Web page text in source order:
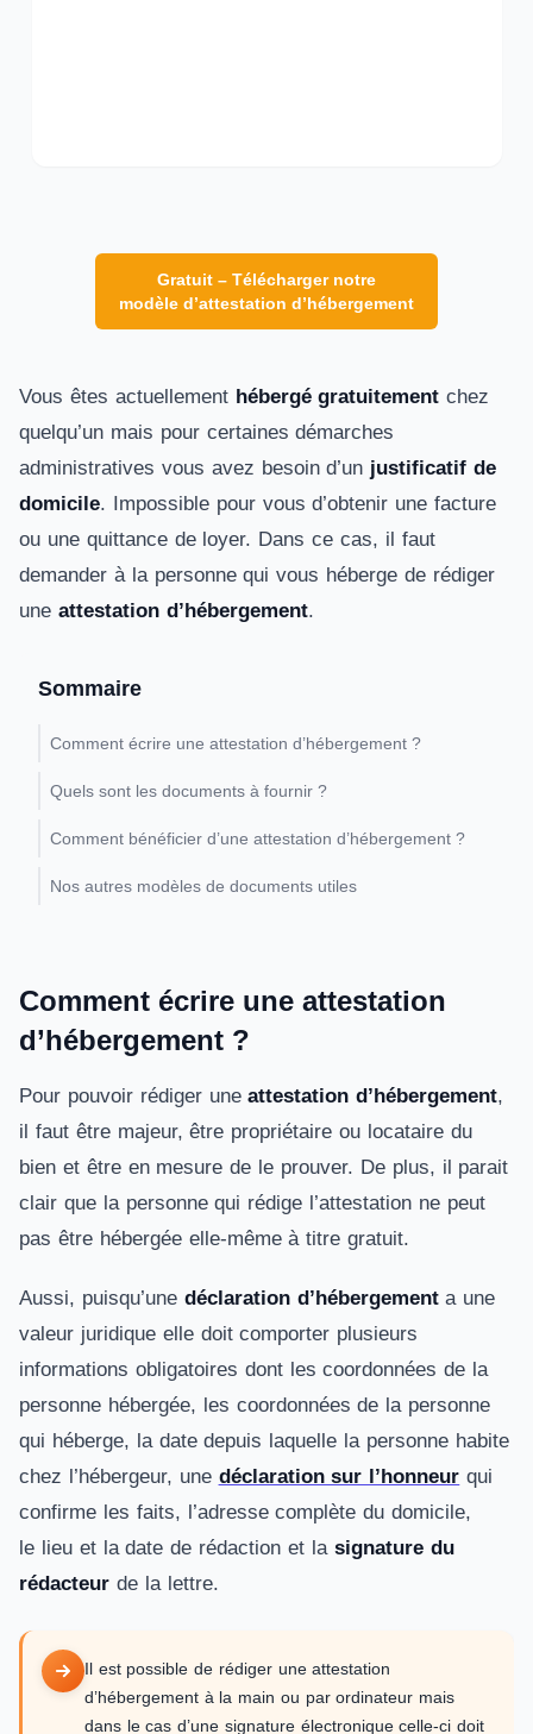
Gratuit – Télécharger notre
modèle d’attestation d’hébergement
Vous êtes actuellementhébergé gratuitementchez
quelqu’un mais pour certaines démarches
administratives vous avez besoin d’un justificatif de
domicile. Impossible pour vous d’obtenir une facture
ou une quittance de loyer. Dans ce cas, il faut
demander à la personne qui vous héberge de rédiger
une attestation d’hébergement.
Sommaire
Comment écrire une attestation d’hébergement ?
Quels sont les documents à fournir ?
Comment bénéficier d’une attestation d’hébergement ?
Nos autres modèles de documents utiles
Comment écrire une attestation
d’hébergement ?
Pour pouvoir rédiger uneattestation d’hébergement,
il faut être majeur, être propriétaire ou locataire du
bien et être en mesure de le prouver. De plus, il parait
clair que la personne qui rédige l’attestation ne peut
pas être hébergée elle-même à titre gratuit.
Aussi, puisqu’une déclaration d’hébergementa une
valeur juridique elle doit comporter plusieurs
informations obligatoires dont les coordonnées de la
personne hébergée, les coordonnées de la personne
qui héberge, la date depuis laquelle la personne habite
chez l’hébergeur, une déclaration sur l’honneur qui
confirme les faits, l’adresse complète du domicile,
le lieu et la date de rédaction et la signature du
rédacteur de la lettre.
Il est possible de rédiger une attestation
d’hébergement à la main ou par ordinateur mais
dans le cas d’une signature électronique celle-ci doit